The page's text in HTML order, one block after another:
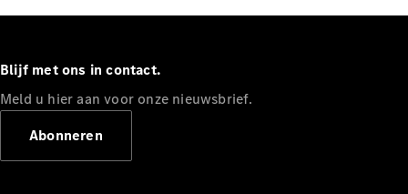
Configurator
Mercedes-
Benz Store
Blijf met ons in contact.
Meld u hier aan voor onze nieuwsbrief.
Abonneren